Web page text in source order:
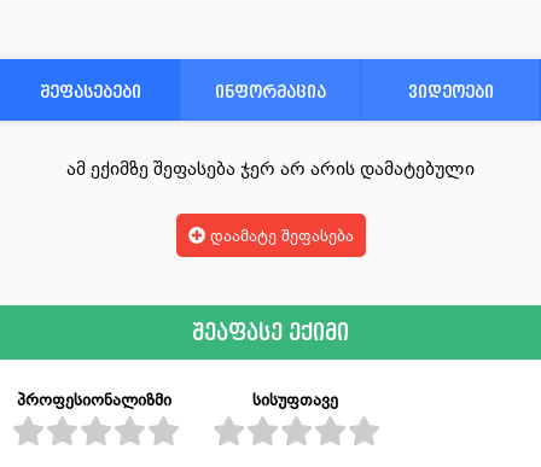
შეფასებები ინფორმაცია ვიდეოები
ამ ექიმზე შეფასება ჯერ არ არის დამატებული
დაამატე შეფასება
შეაფასე ექიმი
პროფესიონალიზმი სისუფთავე